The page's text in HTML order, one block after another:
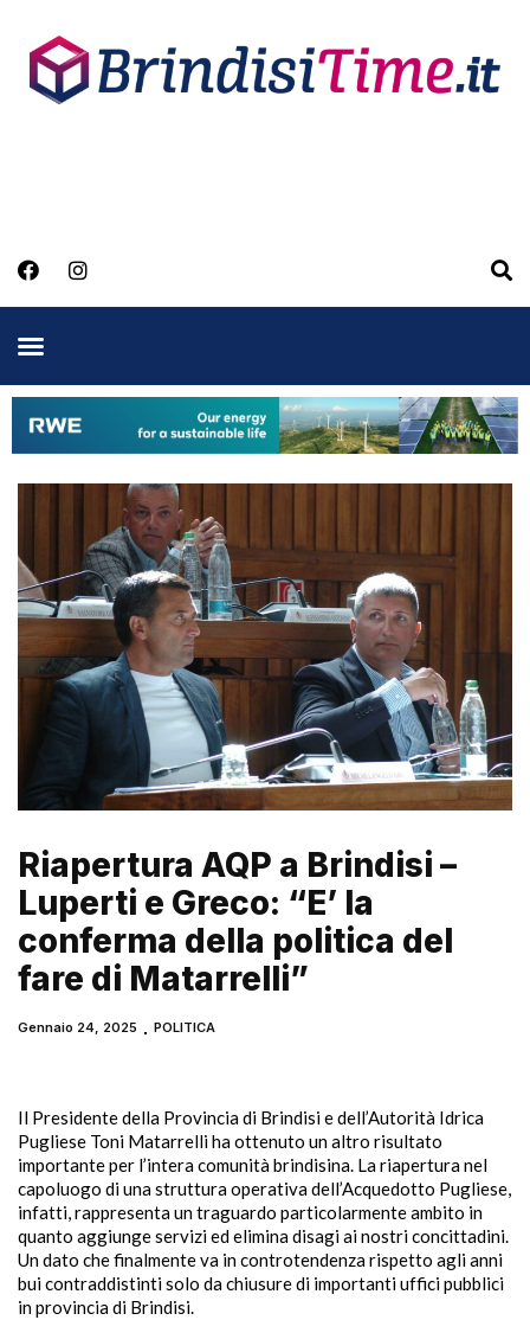
Riapertura AQP a Brindisi –
Luperti e Greco: “E’ la
conferma della politica del
fare di Matarrelli”
Gennaio 24, 2025 POLITICA
Il Presidente della Provincia di Brindisi e dell’Autorità Idrica
Pugliese Toni Matarrelli ha ottenuto un altro risultato
importante per l’intera comunità brindisina. La riapertura nel
capoluogo di una struttura operativa dell’Acquedotto Pugliese,
infatti, rappresenta un traguardo particolarmente ambito in
quanto aggiunge servizi ed elimina disagi ai nostri concittadini.
Un dato che finalmente va in controtendenza rispetto agli anni
bui contraddistinti solo da chiusure di importanti uffici pubblici
in provincia di Brindisi.